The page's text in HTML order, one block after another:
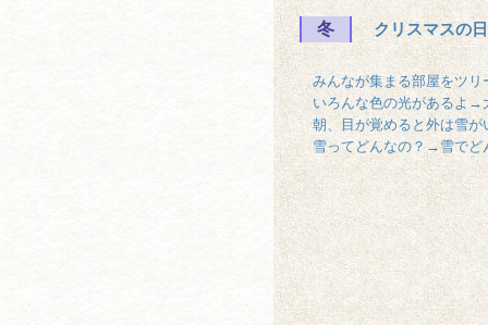
冬 クリスマスの日
みんなが集まる部屋をツリ
いろんな色の光があるよ→
朝、目が覚めると外は雪
雪ってどんなの？→雪でど